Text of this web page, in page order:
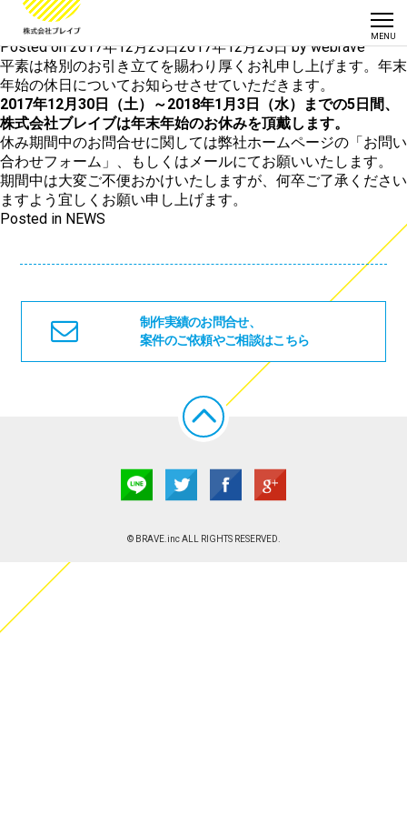
2017年12月
Posted on2017年12月25日2017年12月25日bywebrave
平素は格別のお引き立てを賜わり厚くお礼申し上げます。年末
年始の休日についてお知らせさせていただきます。
2017年12月30日（土）～2018年1月3日（水）までの5日間、
株式会社ブレイブは年末年始のお休みを頂戴します。
休み期間中のお問合せに関しては弊社ホームページの「お問い
合わせフォーム 」、もしくはメールにてお願いいたします。
期間中は大変ご不便おかけいたしますが、何卒ご了承ください
ますよう宜しくお願い申し上げます。
Posted in NEWS
制作実績のお問合せ、
案件のご依頼やご相談はこちら
© BRAVE.inc ALL RIGHTS RESERVED.